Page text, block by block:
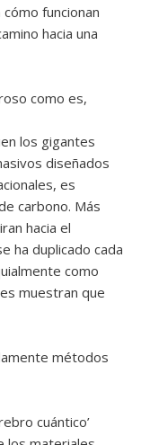
funcionan
hacia una
como es,
los gigantes
diseñados
es
carbono. Más
hacia el
ha duplicado cada
como
muestran que
métodos
cuántico’